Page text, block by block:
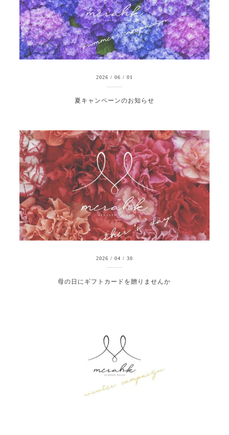
2026 / 06 / 01
夏キャンペーンのお知らせ
2026 / 04 / 30
母の日にギフトカードを贈りませんか